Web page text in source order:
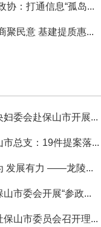
协：打通信息“孤岛...
聚民意 基建提质惠...
妇委会赴保山市开展...
市总支：19件提案落...
发展有力 ——龙陵...
市委会开展“参政...
保山市委员会召开理...